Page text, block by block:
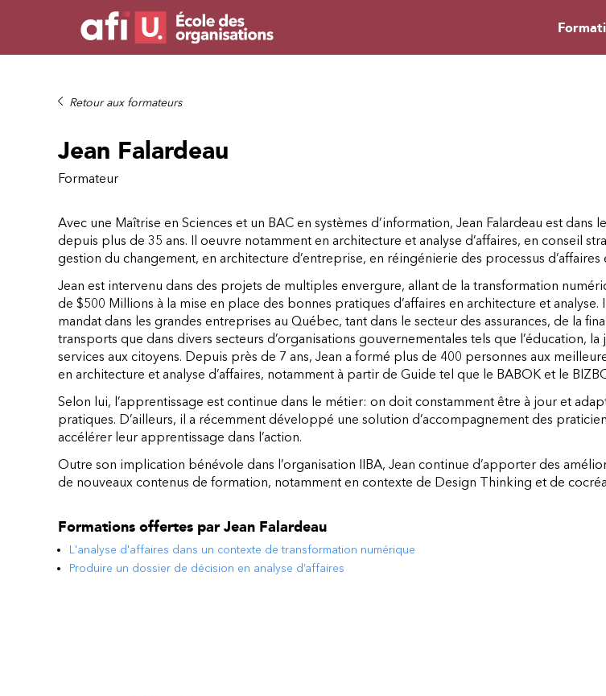
Retour aux formateurs
Jean Falardeau
Formateur
Avec une Maîtrise en Sciences et un BAC en systèmes d’information, Jean Falardeau est dans
depuis plus de 35 ans. Il oeuvre notamment en architecture et analyse d’affaires, en conseil
gestion du changement, en architecture d’entreprise, en réingénierie des processus d’affaires
Jean est intervenu dans des projets de multiples envergure, allant de la transformation
de $500 Millions à la mise en place des bonnes pratiques d’affaires en architecture et analyse.
mandat dans les grandes entreprises au Québec, tant dans le secteur des assurances, de la
transports que dans divers secteurs d’organisations gouvernementales tels que l’éducation, la
services aux citoyens. Depuis près de 7 ans, Jean a formé plus de 400 personnes aux
en architecture et analyse d’affaires, notamment à partir de Guide tel que le BABOK et le
Selon lui, l’apprentissage est continue dans le métier: on doit constamment être à jour et
pratiques. D’ailleurs, il a récemment développé une solution d’accompagnement des
accélérer leur apprentissage dans l’action.
Outre son implication bénévole dans l’organisation IIBA, Jean continue d’apporter des
de nouveaux contenus de formation, notamment en contexte de Design Thinking et de
Formations offertes par Jean Falardeau
L'analyse d'affaires dans un contexte de transformation numérique
Produire un dossier de décision en analyse d’affaires